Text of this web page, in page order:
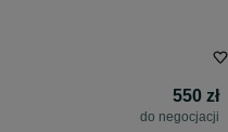
550 zł
do negocjacji